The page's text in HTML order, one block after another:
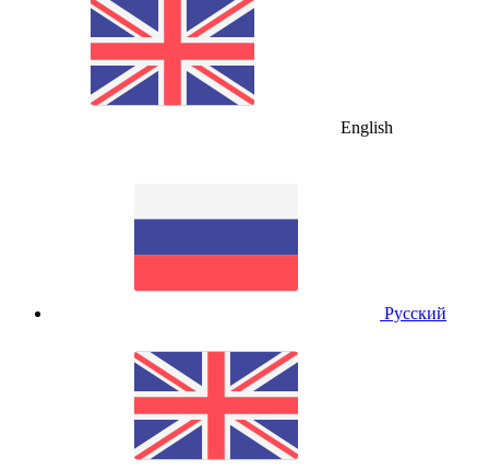
English
Русский